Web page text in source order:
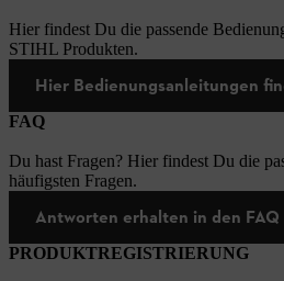
Hier findest Du die passende
STIHL Produkten.
Hier Bedienungsanleitungen
FAQ
Du hast Fragen? Hier findest Du die
häufigsten Fragen.
Antworten erhalten in den FAQ
PRODUKTREGISTRIERUNG